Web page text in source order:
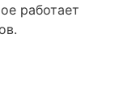
работает